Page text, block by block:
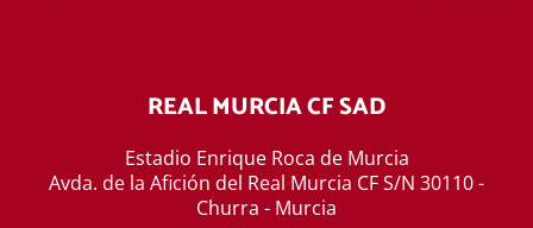
REAL MURCIA CF SAD
Estadio Enrique Roca de Murcia
Avda. de la Afición del Real Murcia CF S/N 30110 -
Churra - Murcia